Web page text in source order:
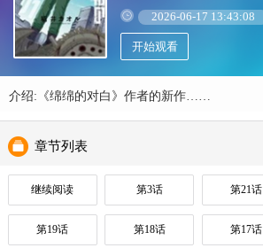
2026-06-17 13:43:08
开始观看
介绍:《绵绵的对白》作者的新作……
章节列表
继续阅读 第3话 第21话
第19话 第18话 第17话